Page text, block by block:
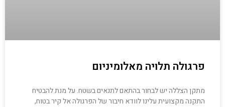
פרגולה תלויה מאלומיניום
מתקן הצללה יש לבחור בהתאם לתנאים בשטח. על מנת להבטיח
התקנה מקצועית עלינו לוודא חיבור של הפרגולה אל קיר בטוח,